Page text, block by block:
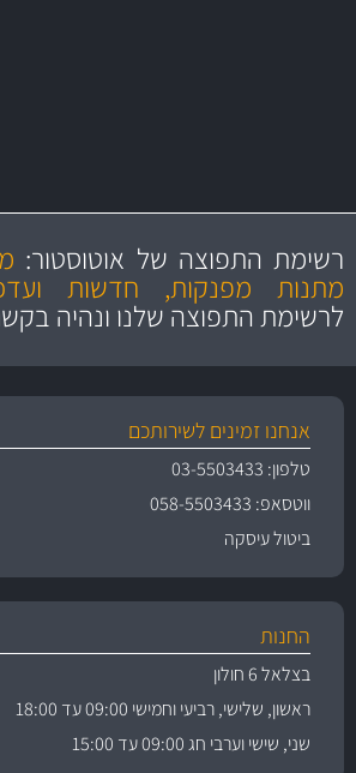
מקצועיות
ושירות מצויין
והיצע
רשימת התפוצה של אוטוסטור:
מתנות מפנקות, חדשות
לרשימת התפוצה שלנו ונהיה
אנחנו זמינים לשירותכם
טלפון: 03-5503433
ווטסאפ: 058-5503433
ביטול עיסקה
החנות
בצלאל 6 חולון
ראשון, שלישי, רביעי וחמישי 09:00 עד 18:00
שני, שישי וערבי חג 09:00 עד 15:00